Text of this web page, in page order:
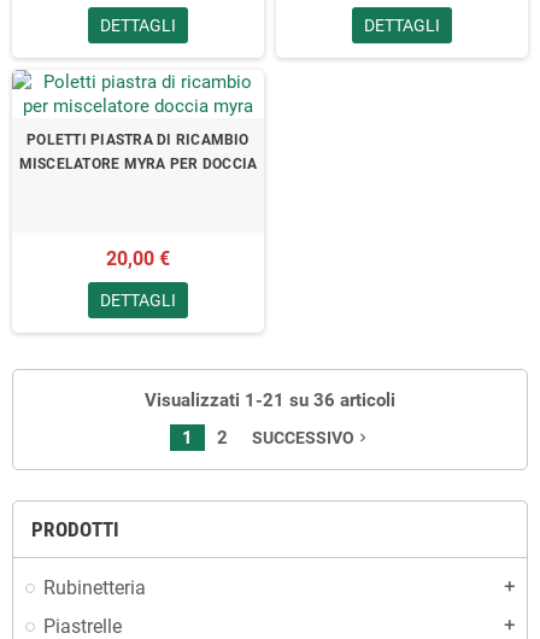
PRODOTTI
Rubinetteria add
Piastrelle add
DETTAGLI DETTAGLI
POLETTI PIASTRA DI RICAMBIO
MISCELATORE MYRA PER DOCCIA
20,00 €
DETTAGLI
Visualizzati 1-21 su 36 articoli
1
2 SUCCESSIVO navigate_next